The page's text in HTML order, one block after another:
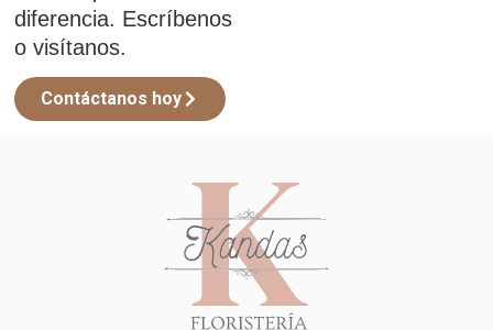
diferencia. Escríbenos
o visítanos.
Contáctanos hoy